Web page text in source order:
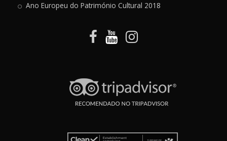
Ano Europeu do Património Cultural 2018